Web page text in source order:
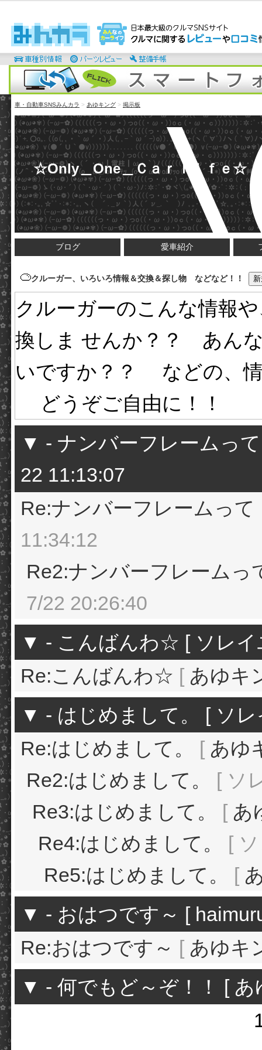
車・自動車SNSみんカラ > あゆキング > 掲示板
☆Оnly＿Оne＿Ｃａｒｌｉｆｅ☆
ブログ 愛車紹介
クルーガー、いろいろ情報＆交換＆探し物 などなど！！
クルーガーのこんな情報
換しま せんか？？ あん
いですか？？ などの、
どうぞご自由に！！
▼ - ナンバーフレームっ
22 11:13:07
Re:ナンバーフレームって
11:34:12
Re2:ナンバーフレームっ
7/22 20:26:40
▼ - こんばんわ☆ [ ソレ
Re:こんばんわ☆ [ あゆキ
▼ - はじめまして。
[ ソ
Re:はじめまして。
[ あゆ
Re2:はじめまして。
[ ソ
Re3:はじめまして。
[ あ
Re4:はじめまして。
[
Re5:はじめまして。
[
▼ - おはつです～ [
Re:おはつです～ [ あゆキ
▼ - 何でもど～ぞ！！ [ あ